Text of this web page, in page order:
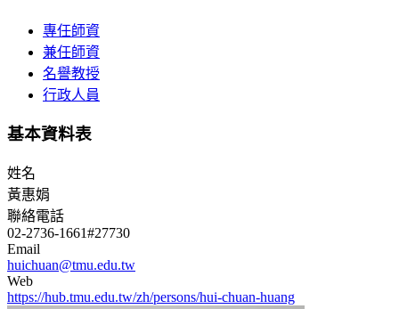
專任師資
兼任師資
名譽教授
行政人員
基本資料表
姓名
黃惠娟
聯絡電話
02-2736-1661#27730
Email
huichuan@tmu.edu.tw
Web
https://hub.tmu.edu.tw/zh/persons/hui-chuan-huang